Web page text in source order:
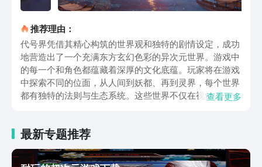
推荐理由：
代号界凭借其精心构筑的世界观和独特的剧情设定，成功
地营造出了一个充满东方玄幻色彩的异次元世界。游戏中
的每一个和角色都蕴藏着深厚的文化底蕴。玩家将在游戏
中探索不同的位面，从人间到妖都、再到灵界，每个世界
都有独特的法则与生态系统。这些世界不仅在视觉上充满
后的重重谜题，逐步揭开这些世界的真相。游戏的战斗系
统极具策略性。在游戏中，玩家需要面对各种各样的妖
怪。妖怪们的属性和技能千变万化。如何针对这些妖怪的
查看更多
最新专题推荐